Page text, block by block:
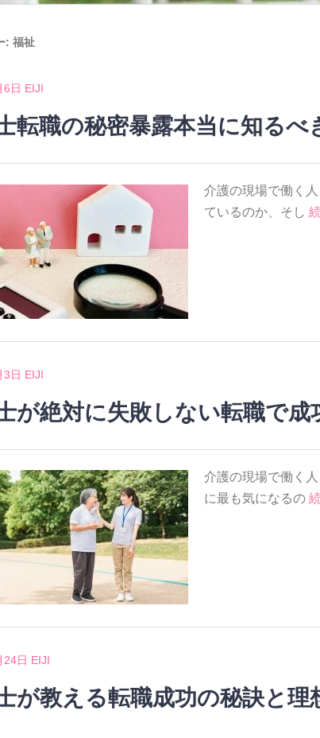
:福祉
6日 EIJI
転職の秘密暴露本当に知るべ
介護の現場で働く
ているのか、そし
3日 EIJI
が絶対に失敗しない転職で成
介護の現場で働く
に最も気になるの
24日 EIJI
が教える転職成功の秘訣と理